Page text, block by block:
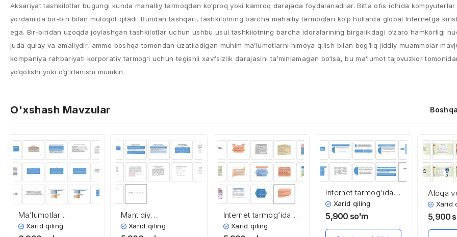
Aksariyat tashkilotlar bugungi kunda mahalliy tarmoqdan ko‘proq yoki kamroq darajada foydalanadilar. Bitta ofis ichida kompyuterlar
yordamida bir-biri bilan muloqot qiladi. Bundan tashqari, tashkilotning barcha mahalliy tarmoqlari ko‘p hollarda global Internetga
ega. Bir-biridan uzoqda joylashgan tashkilotlar uchun ushbu usul tashkilotning barcha idoralarining birgalikdagi o‘zaro hamkorligi
juda qulay va amaliydir, ammo boshqa tomondan uzatiladigan muhim ma’lumotlarni himoya qilish bilan bog‘liq jiddiy muammolar
kompaniya rahbariyati korporativ tarmog‘i uchun tegishli xavfsizlik darajasini ta’minlamagan bo‘lsa, bu ma’lumot tajovuzkor
yo‘qolishi yoki o‘g‘irlanishi mumkin.
O'xshash Mavzular
Ma’lumotlar
bazalarini yaratilishi
Xarid qiling
Mantiqiy
funksiyalarni
Xarid qiling
Internet tarmog’ida
axborotni himoya
Xarid qiling
Internet tarmog’ida
axborotni himoya
qilish
Xarid qiling
5,900 so'm
Aloqa
mobil
Xarid
5,900